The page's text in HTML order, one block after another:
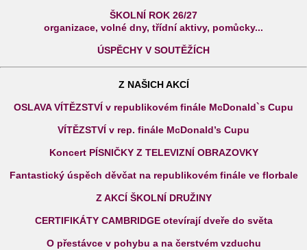
ŠKOLNÍ ROK 26/27
organizace, volné dny, třídní aktivy, pomůcky...
ÚSPĚCHY V SOUTĚŽÍCH
Z NAŠICH AKCÍ
OSLAVA VÍTĚZSTVÍ v republikovém finále McDonald`s Cupu
VÍTĚZSTVÍ v rep. finále McDonald’s Cupu
Koncert PÍSNIČKY Z TELEVIZNÍ OBRAZOVKY
Fantastický úspěch děvčat na republikovém finále ve florbale
Z AKCÍ ŠKOLNÍ DRUŽINY
CERTIFIKÁTY CAMBRIDGE otevírají dveře do světa
O přestávce v pohybu a na čerstvém vzduchu